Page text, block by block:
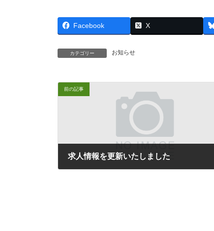
Facebook X
カテゴリー お知らせ
前の記事
求人情報を更新いたしました